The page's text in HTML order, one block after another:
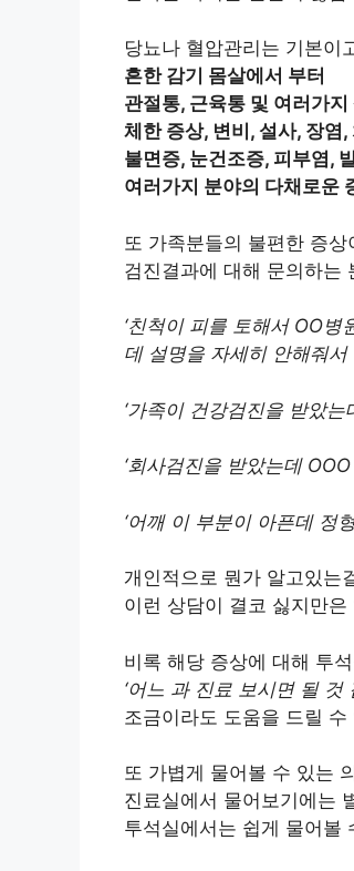
당뇨나 혈압관리는 기본이
흔한 감기 몸살에서 부터
관절통, 근육통 및 여러가
체한 증상, 변비, 설사, 장염
불면증, 눈건조증, 피부염,
여러가지 분야의 다채로운
또 가족분들의 불편한 증상
검진결과에 대해 문의하는
‘친척이 피를 토해서 OO
데 설명을 자세히 안해줘서
‘가족이 건강검진을 받았
‘회사검진을 받았는데
‘어깨 이 부분이 아픈데 정
개인적으로 뭔가 알고있는
이런 상담이 결코 싫지만은
비록 해당 증상에 대해 투
‘어느 과 진료 보시면 될
조금이라도 도움을 드릴
또 가볍게 물어볼 수 있는
진료실에서 물어보기에는
투석실에서는 쉽게 물어볼